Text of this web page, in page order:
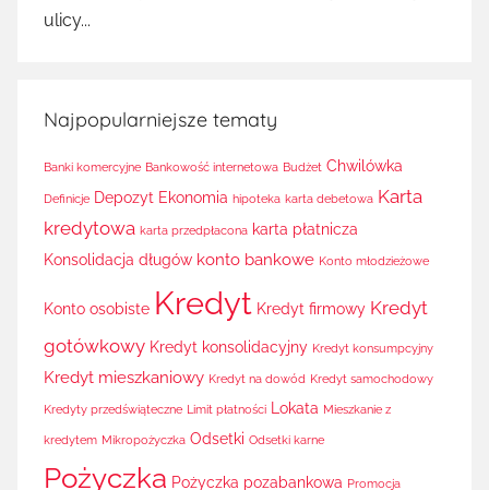
ulicy...
Najpopularniejsze tematy
Banki komercyjne Bankowość internetowa Budżet Chwilówka
Definicje Depozyt Ekonomia hipoteka karta debetowa Karta
kredytowa karta przedpłacona karta płatnicza
Konsolidacja długów konto bankowe Konto młodzieżowe
Konto osobiste Kredyt Kredyt firmowy Kredyt
gotówkowy Kredyt konsolidacyjny Kredyt konsumpcyjny
Kredyt mieszkaniowy Kredyt na dowód Kredyt samochodowy
Kredyty przedświąteczne Limit płatności Lokata Mieszkanie z
kredytem Mikropożyczka Odsetki Odsetki karne
Pożyczka Pożyczka pozabankowa Promocja